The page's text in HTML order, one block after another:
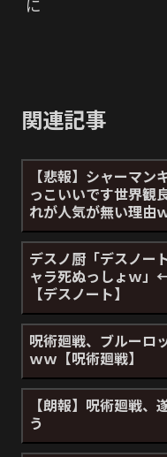
関連記事
【悲報】シャーマ
っこいいです世界観
れが人気が無い理由
デスノ厨「デスノー
ャラ死ぬっしょｗ」
【デスノート】
呪術廻戦、ブルーロ
ｗｗ【呪術廻戦】
【朗報】呪術廻戦
う